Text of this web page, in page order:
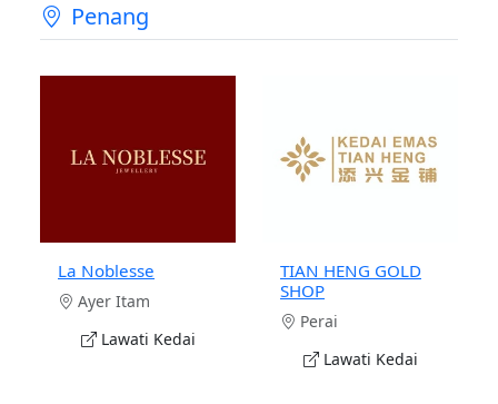
Penang
La Noblesse
Ayer Itam
Lawati Kedai
TIAN HENG GOLD
SHOP
Perai
Lawati Kedai